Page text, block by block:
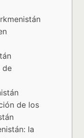
de
de los
la